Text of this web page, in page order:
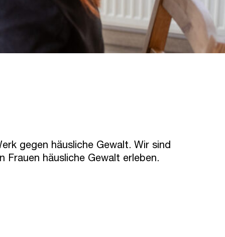
gegen häusliche Gewalt. Wir sind
Frauen häusliche Gewalt erleben.